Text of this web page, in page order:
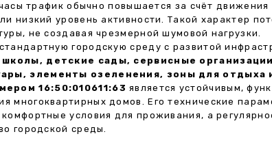
трафик обычно повышается за счёт
низкий уровень активности. Такой характер
не создавая чрезмерной шумовой нагрузки.
городскую среду с развитой
детские сады, сервисные
элементы озеленения, зоны для
16:50:010611:63 является устойчивым,
многоквартирных домов. Его технические
условия для проживания, а
городской среды.